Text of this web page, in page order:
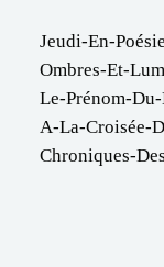
Jeudi-En-
Ombres-Et-
Le-Prénom-
A-La-Croisée-
Chroniques-